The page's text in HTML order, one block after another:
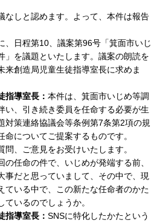
なしと認めます。よって、本件は報告
、日程第10、議案第96号「箕面市いじ
」を議題といたします。議案の朗読を
来創造局児童生徒指導室長に求めま
導室長： 本件は、箕面市いじめ等調
い、引き続き委員を任命する必要が生
対策連絡協議会等条例第7条第2項の規
についてご提案するものです。
問、ご意見をお受けいたします。
の任命の件で、いじめが発端する前、
事だと思っていまして、その中で、現
ている中で、この新たな任命者のかた
いるのでしょうか。
導室長： SNSに特化したかたという